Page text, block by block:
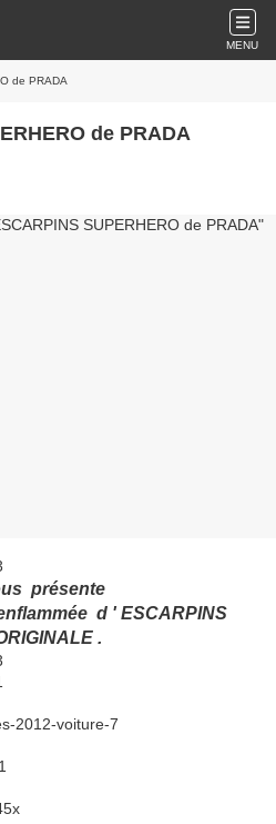
MENU
de PRADA
de PRADA
présente
d ' ESCARPINS
.